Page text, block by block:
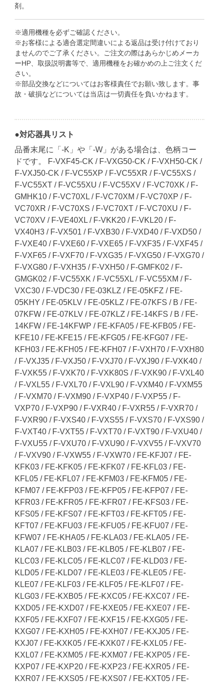
剤。
※適用機種を必ずご確認ください。
※お客様による適合選定間違いによる返品は受け付けており
ませんのでご了承ください。ご注文の際はあらかじめメーカ
ーHP、取扱説明書等で、適用機種をお確かめの上ご注文くだ
さい。
※部品交換などについてはお客様責任でお願い致します。事
故・破損などについては当店は一切責任を負いかねます。
●対応器具リスト
品番末尾に「-K」や「-W」がある場合は、色柄コー
ドです。 F-VXF45-CK / F-VXG50-CK / F-VXH50-CK /
F-VXJ50-CK / F-VC55XP / F-VC55XR / F-VC55XS /
F-VC55XT / F-VC55XU / F-VC55XV / F-VC70XK / F-
GMHK10 / F-VC70XL / F-VC70XM / F-VC70XP / F-
VC70XR / F-VC70XS / F-VC70XT / F-VC70XU / F-
VC70XV / F-VE40XL / F-VKK20 / F-VKL20 / F-
VX40H3 / F-VX501 / F-VXB30 / F-VXD40 / F-VXD50 /
F-VXE40 / F-VXE60 / F-VXE65 / F-VXF35 / F-VXF45 /
F-VXF65 / F-VXF70 / F-VXG35 / F-VXG50 / F-VXG70 /
F-VXG80 / F-VXH35 / F-VXH50 / F-GMFK02 / F-
GMGK02 / F-VC55XK / F-VC55XL / F-VC55XM / F-
VXC30 / F-VDC30 / FE-03KLZ / FE-05KFZ / FE-
05KHY / FE-05KLV / FE-05KLZ / FE-07KFS / B / FE-
07KFW / FE-07KLV / FE-07KLZ / FE-14KFS / B / FE-
14KFW / FE-14KFWP / FE-KFA05 / FE-KFB05 / FE-
KFE10 / FE-KFE15 / FE-KFG05 / FE-KFG07 / FE-
KFH03 / FE-KFH05 / FE-KFH07 / F-VXH70 / F-VXH80
/ F-VXJ35 / F-VXJ50 / F-VXJ70 / F-VXJ90 / F-VXK40 /
F-VXK55 / F-VXK70 / F-VXK80S / F-VXK90 / F-VXL40
/ F-VXL55 / F-VXL70 / F-VXL90 / F-VXM40 / F-VXM55
/ F-VXM70 / F-VXM90 / F-VXP40 / F-VXP55 / F-
VXP70 / F-VXP90 / F-VXR40 / F-VXR55 / F-VXR70 /
F-VXR90 / F-VXS40 / F-VXS55 / F-VXS70 / F-VXS90 /
F-VXT40 / F-VXT55 / F-VXT70 / F-VXT90 / F-VXU40 /
F-VXU55 / F-VXU70 / F-VXU90 / F-VXV55 / F-VXV70
/ F-VXV90 / F-VXW55 / F-VXW70 / FE-KFJ07 / FE-
KFK03 / FE-KFK05 / FE-KFK07 / FE-KFL03 / FE-
KFL05 / FE-KFL07 / FE-KFM03 / FE-KFM05 / FE-
KFM07 / FE-KFP03 / FE-KFP05 / FE-KFP07 / FE-
KFR03 / FE-KFR05 / FE-KFR07 / FE-KFS03 / FE-
KFS05 / FE-KFS07 / FE-KFT03 / FE-KFT05 / FE-
KFT07 / FE-KFU03 / FE-KFU05 / FE-KFU07 / FE-
KFW07 / FE-KHA05 / FE-KLA03 / FE-KLA05 / FE-
KLA07 / FE-KLB03 / FE-KLB05 / FE-KLB07 / FE-
KLC03 / FE-KLC05 / FE-KLC07 / FE-KLD03 / FE-
KLD05 / FE-KLD07 / FE-KLE03 / FE-KLE05 / FE-
KLE07 / FE-KLF03 / FE-KLF05 / FE-KLF07 / FE-
KLG03 / FE-KXB05 / FE-KXC05 / FE-KXC07 / FE-
KXD05 / FE-KXD07 / FE-KXE05 / FE-KXE07 / FE-
KXF05 / FE-KXF07 / FE-KXF15 / FE-KXG05 / FE-
KXG07 / FE-KXH05 / FE-KXH07 / FE-KXJ05 / FE-
KXJ07 / FE-KXK05 / FE-KXK07 / FE-KXL05 / FE-
KXL07 / FE-KXM05 / FE-KXM07 / FE-KXP05 / FE-
KXP07 / FE-KXP20 / FE-KXP23 / FE-KXR05 / FE-
KXR07 / FE-KXS05 / FE-KXS07 / FE-KXT05 / FE-